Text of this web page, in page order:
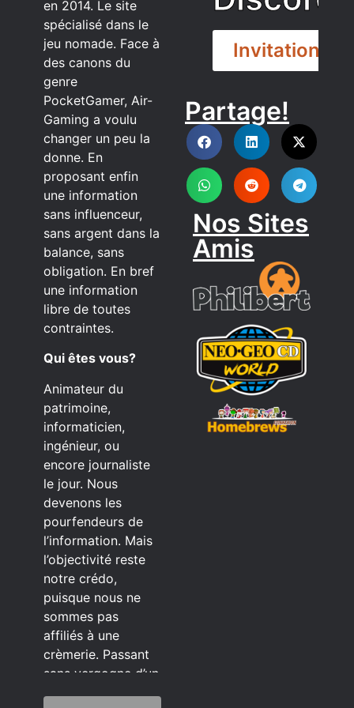
en 2014. Le site
spécialisé dans le
jeu nomade. Face à
des canons du
genre
PocketGamer, Air-
Gaming a voulu
changer un peu la
donne. En
proposant enfin
une information
sans influenceur,
sans argent dans la
balance, sans
obligation. En bref
une information
libre de toutes
contraintes.
Qui êtes vous?
Animateur du
patrimoine,
informaticien,
ingénieur, ou
encore journaliste
le jour. Nous
devenons les
pourfendeurs de
l’information. Mais
l’objectivité reste
notre crédo,
puisque nous ne
sommes pas
affiliés à une
crèmerie. Passant
sans vergogne d’un
Invitation
DISCORD
Partage!
Nos Sites
Amis